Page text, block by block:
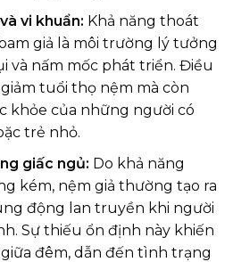
vi khuẩn: Khả năng thoát
giả là môi trường lý tưởng
và nấm mốc phát triển. Điều
tuổi thọ nệm mà còn
khỏe của những người có
trẻ nhỏ.
giấc ngủ: Do khả năng
kém, nệm giả thường tạo ra
động lan truyền khi người
Sự thiếu ổn định này khiến
đêm, dẫn đến tình trạng